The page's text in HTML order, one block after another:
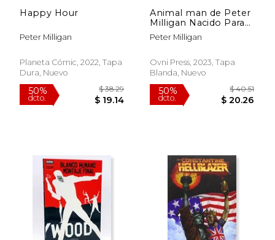
46%
dcto.
40%
dcto.
Happy Hour
Peter Milligan
Planeta Cómic, 2022, Tapa
Dura, Nuevo
Animal man de Peter
Milligan Nacido Para
ser Salvaje
Peter Milligan
Ovni Press, 2023, Tapa
Blanda, Nuevo